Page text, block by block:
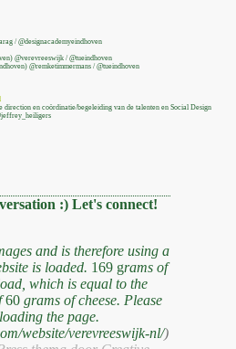
/ @designacademyeindhoven
@verevreeswijk / @tueindhoven
@remketimmermans / @tueindhoven
en coördinatie/begeleiding van de talenten en Social Design
:) Let's connect!
and is therefore using a
is loaded. 169 grams of
which is equal to the
60grams of cheese. Please
the page.
website/verevreeswijk-nl/)